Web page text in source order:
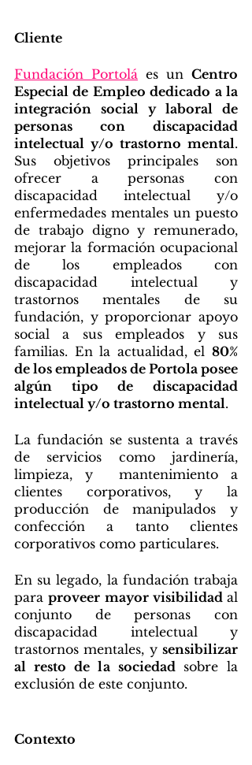
Cliente
Fundación Portolá es un Centro
Especial de Empleo dedicado a la
integración social y laboral de
personas con discapacidad
intelectual y/o trastorno mental.
Sus objetivos principales son
ofrecer a personas con
discapacidad intelectual y/o
enfermedades mentales un puesto
de trabajo digno y remunerado,
mejorar la formación ocupacional
de los empleados con
discapacidad intelectual y
trastornos mentales de su
fundación, y proporcionar apoyo
social a sus empleados y sus
familias. En la actualidad, el 80%
de los empleados de Portola posee
algún tipo de discapacidad
intelectual y/o trastorno mental.
La fundación se sustenta a través
de servicios como jardinería,
limpieza, y  mantenimiento a
clientes corporativos, y la
producción de manipulados y
confección a tanto clientes
corporativos como particulares.
En su legado, la fundación trabaja
para proveer mayor visibilidad al
conjunto de personas con
discapacidad intelectual y
trastornos mentales, y sensibilizar
al resto de la sociedad sobre la
exclusión de este conjunto.
Contexto